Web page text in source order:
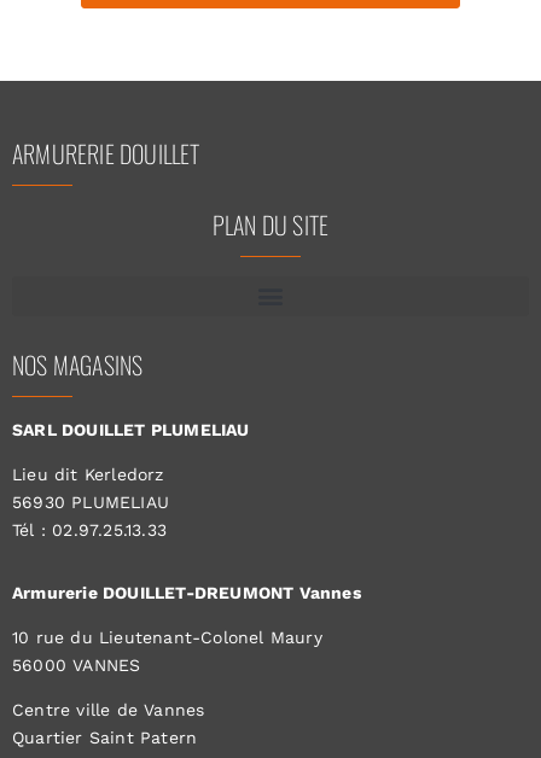
ARMURERIE DOUILLET
PLAN DU SITE
NOS MAGASINS
SARL DOUILLET PLUMELIAU
Lieu dit Kerledorz
56930 PLUMELIAU
Tél : 02.97.25.13.33
Armurerie DOUILLET-DREUMONT Vannes
10 rue du Lieutenant-Colonel Maury
56000 VANNES
Centre ville de Vannes
Quartier Saint Patern